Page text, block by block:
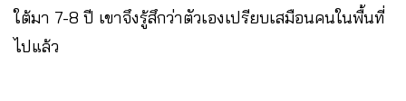
ใต้มา 7-8 ปี เขาจึงรู้สึกว่าตัวเองเปรียบเสมือนคนในพื้นที่
ไปแล้ว